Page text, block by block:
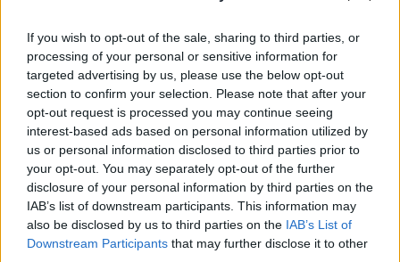
If you wish to opt-out of the sale, sharing to third parties, or
processing of your personal or sensitive information for
targeted advertising by us, please use the below opt-out
section to confirm your selection. Please note that after your
opt-out request is processed you may continue seeing
interest-based ads based on personal information utilized by
us or personal information disclosed to third parties prior to
your opt-out. You may separately opt-out of the further
disclosure of your personal information by third parties on the
IAB’s list of downstream participants. This information may
also be disclosed by us to third parties on the IAB’s List of
Downstream Participants that may further disclose it to other
megviselte, 313 fölé emelkedett az euró jegyzése.
2016. május 04. 11:54 Megosztás Délelőttre megbotlott a
forint Most 313,1 körül jár a forint az euróval szemben, ez
0,25 százalékkal magasabb a tegnap estinél. A dollár
272,67-nél áll, míg a svájci frank 285,05 forintba kerül.
Közben...
KEDVES OLVASÓNK!